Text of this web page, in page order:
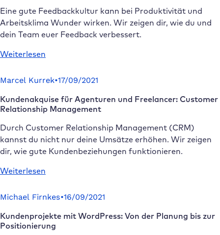
Projekte
zielgerichtet
planen
Eine gute Feedbackkultur kann bei Produktivität und
Arbeitsklima Wunder wirken. Wir zeigen dir, wie du und
dein Team euer Feedback verbessert.
Weiterlesen
im
entwickeln:
10
Tipps
Marcel Kurrek•17/09/2021
Kundenakquise für Agenturen und Freelancer: Customer
Relationship Management
Durch Customer Relationship Management (CRM)
kannst du nicht nur deine Umsätze erhöhen. Wir zeigen
dir, wie gute Kundenbeziehungen funktionieren.
Weiterlesen
für
und
Freelancer:
Michael Firnkes•16/09/2021
Kundenprojekte mit WordPress: Von der Planung bis zur
Positionierung